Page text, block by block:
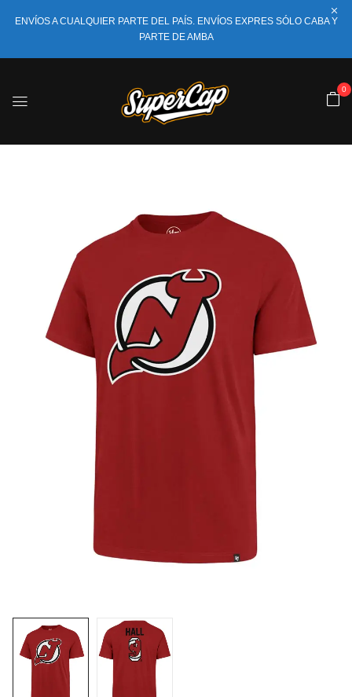
ENVÍOS A CUALQUIER PARTE DEL PAÍS. ENVÍOS EXPRES SÓLO CABA Y
PARTE DE AMBA
0